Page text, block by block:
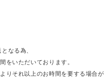
なる為、
をいただいております。
りそれ以上のお時間を要する場合が